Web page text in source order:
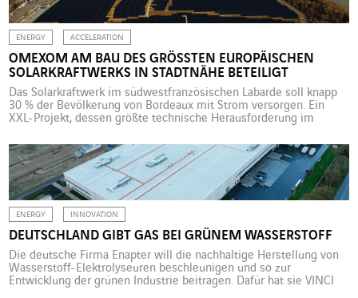
ENERGY ACCELERATION
OMEXOM AM BAU DES GRÖSSTEN EUROPÄISCHEN S
OLARKRAFTWERKS IN STADTNÄHE BETEILIGT
Das Solarkraftwerk im südwestfranzösischen Labarde soll knapp
30 % der Bevölkerung von Bordeaux mit Strom versorgen. Ein
XXL-Projekt, dessen größte technische Herausforderung im
sich um den größten stadtnahen Photovoltaik-Park Europas. Die
am 12. Mai 2022 eingeweihte Anlage in Labarde bei Bordeaux
umfasst 140.000 PV-Module auf 60 […]
ENERGY INNOVATION
DEUTSCHLAND GIBT GAS BEI GRÜNEM WASSERSTOFF
Die deutsche Firma Enapter will die nachhaltige Herstellung von
Wasserstoff-Elektrolyseuren beschleunigen und so zur
Entwicklung der grünen Industrie beitragen. Dafür hat sie VINCI